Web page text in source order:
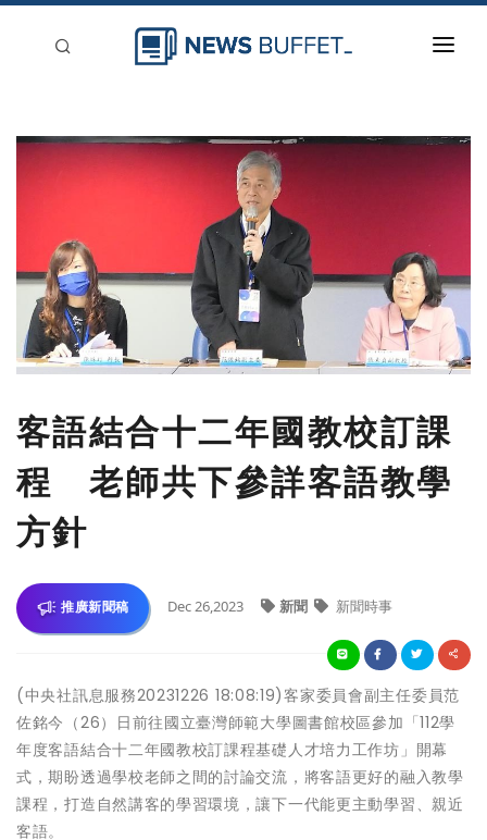
新聞稿分類
客語結合十二年國教校訂課
程 老師共下參詳客語教學
方針
推廣新聞稿 Dec 26,2023 新聞 新聞時事
(中央社訊息服務20231226 18:08:19)客家委員會副主任委員范
佐銘今（26）日前往國立臺灣師範大學圖書館校區參加「112學
年度客語結合十二年國教校訂課程基礎人才培力工作坊」開幕
式，期盼透過學校老師之間的討論交流，將客語更好的融入教學
課程，打造自然講客的學習環境，讓下一代能更主動學習、親近
客語。